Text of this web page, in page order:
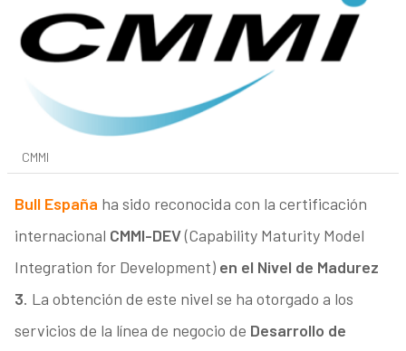
CMMI
Bull España ha sido reconocida con la certificación
internacional CMMI-DEV(Capability Maturity Model
Integration for Development) en el Nivel de Madurez
3. La obtención de este nivel se ha otorgado a los
servicios de la línea de negocio de Desarrollo de